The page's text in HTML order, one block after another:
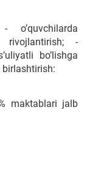
o’quvchilarda
rivojlantirish; -
bo’lishga
birlashtirish:
maktablari jalb